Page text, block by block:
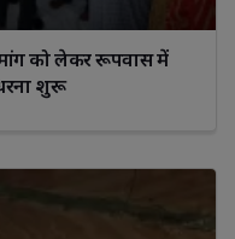
को लेकर रूपवास में
शुरू